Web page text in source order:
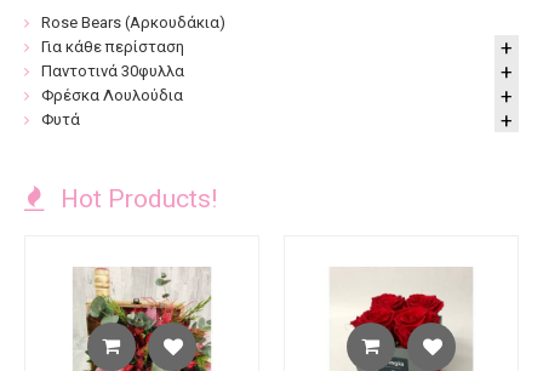
Rose Bears (Αρκουδάκια)
Για κάθε περίσταση
Παντοτινά 30φυλλα
Φρέσκα Λουλούδια
Φυτά
Hot Products!